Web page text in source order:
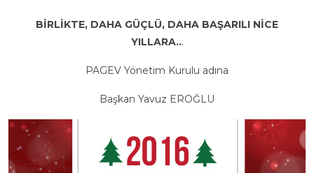
BİRLİKTE, DAHA GÜÇLÜ, DAHA BAŞARILI NİCE
YILLARA...
PAGEV Yönetim Kurulu adına
Başkan Yavuz EROĞLU